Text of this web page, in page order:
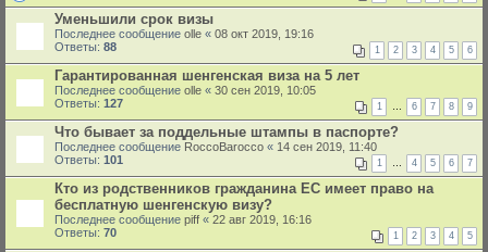
Уменьшили срок визы
Последнее сообщение olle « 08 окт 2019, 19:16
Ответы: 88 1 2 3 4 5 6
Гарантированная шенгенская виза на 5 лет
Последнее сообщение olle « 30 сен 2019, 10:05
Ответы: 127 1 … 6 7 8 9
Что бывает за поддельные штампы в паспорте?
Последнее сообщение RoccoBarocco « 14 сен 2019, 11:40
Ответы: 101 1 … 4 5 6 7
Кто из родственников гражданина ЕС имеет право на
бесплатную шенгенскую визу?
Последнее сообщение piff « 22 авг 2019, 16:16
Ответы: 70 1 2 3 4 5